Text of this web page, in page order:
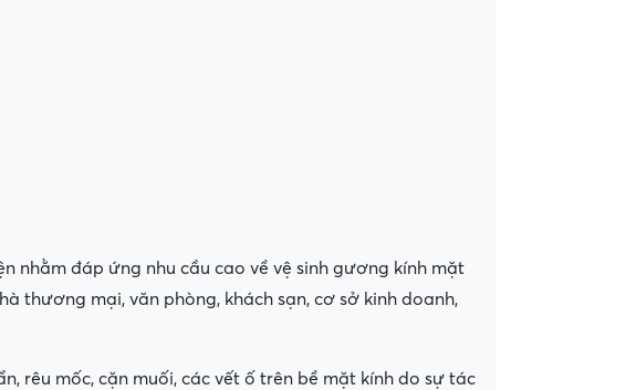
nhằm đáp ứng nhu cầu cao về vệ sinh gương kính mặt
thương mại, văn phòng, khách sạn, cơ sở kinh doanh,
rêu mốc, cặn muối, các vết ố trên bề mặt kính do sự tác